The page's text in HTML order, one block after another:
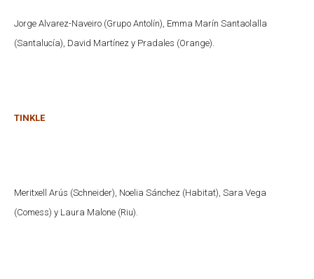
Jorge Alvarez-Naveiro (Grupo Antolín), Emma Marín Santaolalla
(Santalucía), David Martínez y Pradales (Orange).
TINKLE
Meritxell Arús (Schneider), Noelia Sánchez (Habitat), Sara Vega
(Comess) y Laura Malone (Riu).